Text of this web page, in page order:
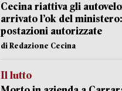
Cecina riattiva gli
arrivato l’ok del
postazioni autorizzate
di Redazione Cecina
Il lutto